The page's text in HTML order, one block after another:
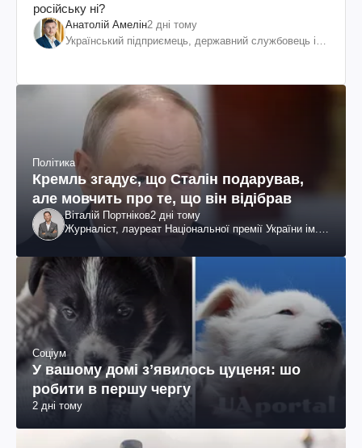
російську ні?
Анатолій Амелін2 дні тому
Український підприємець, державний службовець і
Політика
Кремль згадує, що Сталін подарував,
але мовчить про те, що він відібрав
Віталій Портніков2 дні тому
Журналіст, лауреат Національної премії України ім.
Соціум
У вашому домі зʼявилось цуценя: шо
робити в першу чергу
2 дні тому